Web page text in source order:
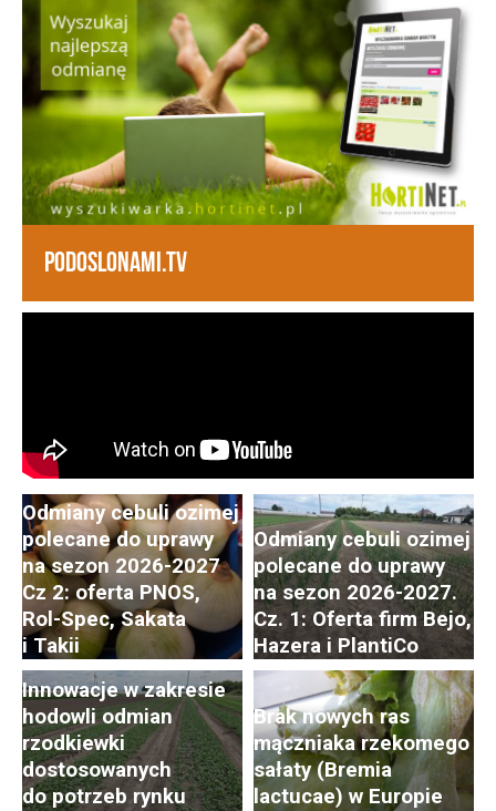
PODOSLONAMI.TV
Odmiany cebuli ozimej
polecane do uprawy
na sezon 2026-2027
Cz 2: oferta PNOS,
Rol-Spec, Sakata
i Takii
Odmiany cebuli ozimej
polecane do uprawy
na sezon 2026-2027.
Cz. 1: Oferta firm Bejo,
Hazera i PlantiCo
Postępy i trendy
w hodowli i uprawie
rzodkiewki. Cz. 2:
Innowacje w zakresie
hodowli odmian
rzodkiewki
dostosowanych
do potrzeb rynku
Brak nowych ras
mączniaka rzekomego
sałaty (Bremia
lactucae) w Europie